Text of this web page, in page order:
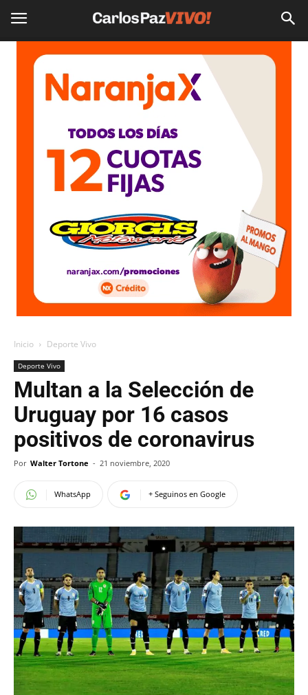
Inicio Deporte Vivo
Deporte Vivo
Multan a la Selección de
Uruguay por 16 casos
positivos de coronavirus
Por Walter Tortone - 21 noviembre, 2020
WhatsApp + Seguinos en Google